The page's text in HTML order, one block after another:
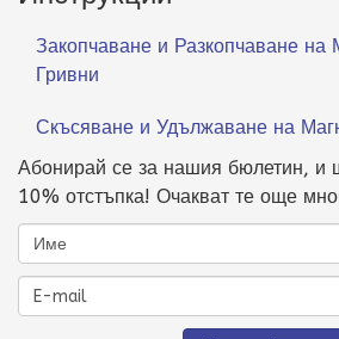
Закопчаване и Разкопчаване на
Гривни
Скъсяване и Удължаване на
Абонирай се за нашия бюлетин, и
10% отстъпка! Очакват те още